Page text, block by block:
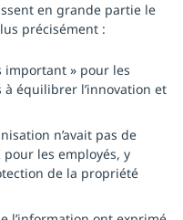
en grande partie le
précisément :
important » pour les
à équilibrer l’innovation et
n’avait pas de
les employés, y
de la propriété